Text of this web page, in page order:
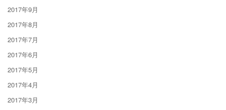
2017年9月
2017年8月
2017年7月
2017年6月
2017年5月
2017年4月
2017年3月